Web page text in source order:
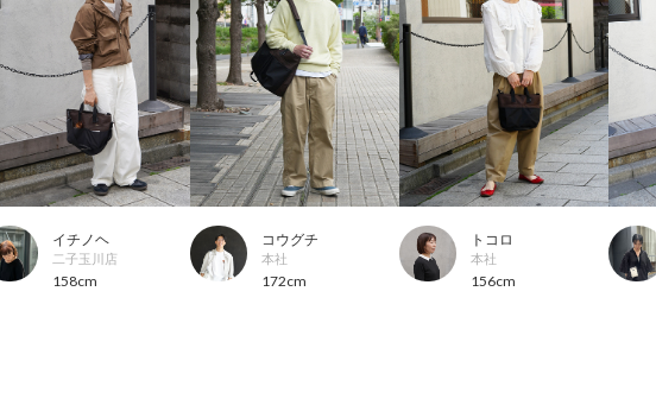
イチノヘ
二子玉川店
158cm
コウグチ
本社
172cm
トコロ
本社
156cm